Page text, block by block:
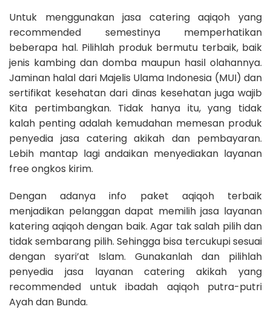
Untuk menggunakan jasa catering aqiqoh yang
recommended semestinya memperhatikan
beberapa hal. Pilihlah produk bermutu terbaik, baik
jenis kambing dan domba maupun hasil olahannya.
Jaminan halal dari Majelis Ulama Indonesia (MUI) dan
sertifikat kesehatan dari dinas kesehatan juga wajib
Kita pertimbangkan. Tidak hanya itu, yang tidak
kalah penting adalah kemudahan memesan produk
penyedia jasa catering akikah dan pembayaran.
Lebih mantap lagi andaikan menyediakan layanan
free ongkos kirim.
Dengan adanya info paket aqiqoh terbaik
menjadikan pelanggan dapat memilih jasa layanan
katering aqiqoh dengan baik. Agar tak salah pilih dan
tidak sembarang pilih. Sehingga bisa tercukupi sesuai
dengan syari’at Islam. Gunakanlah dan pilihlah
penyedia jasa layanan catering akikah yang
recommended untuk ibadah aqiqoh putra-putri
Ayah dan Bunda.